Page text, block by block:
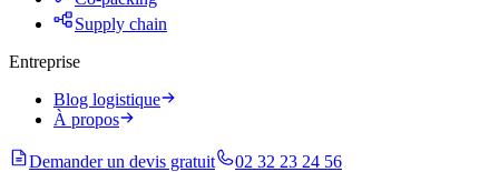
Supply chain
Entreprise
Blog logistique
À propos
Demander un devis gratuit
02 32 23 24 56